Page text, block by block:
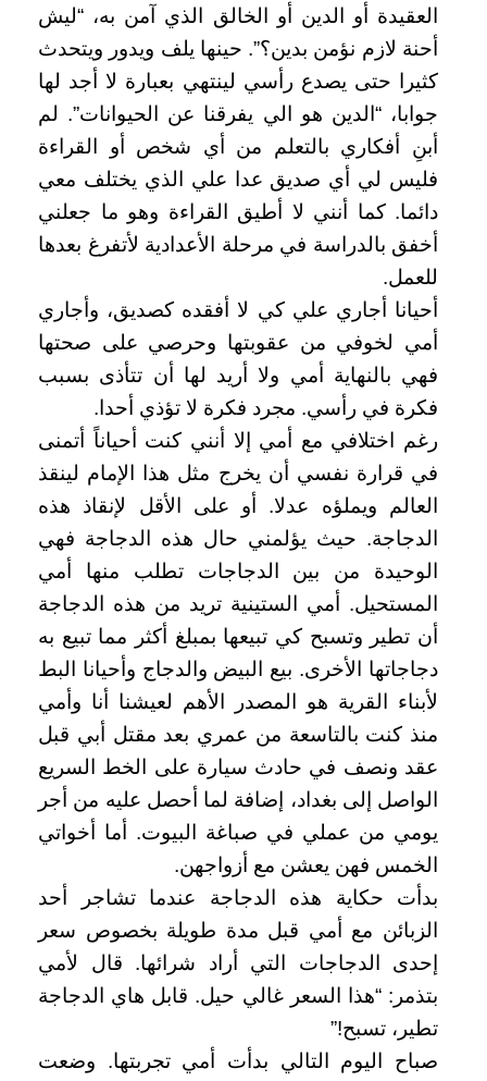
العقيدة أو الدين أو الخالق الذي آمن به، “ليش
أحنة لازم نؤمن بدين؟”. حينها يلف ويدور ويتحدث
كثيرا حتى يصدع رأسي لينتهي بعبارة لا أجد لها
جوابا، “الدين هو الي يفرقنا عن الحيوانات”. لم
أبنِ أفكاري بالتعلم من أي شخص أو القراءة
فليس لي أي صديق عدا علي الذي يختلف معي
دائما. كما أنني لا أطيق القراءة وهو ما جعلني
أخفق بالدراسة في مرحلة الأعدادية لأتفرغ بعدها
للعمل.
أحيانا أجاري علي كي لا أفقده كصديق، وأجاري
أمي لخوفي من عقوبتها وحرصي على صحتها
فهي بالنهاية أمي ولا أريد لها أن تتأذى بسبب
فكرة في رأسي. مجرد فكرة لا تؤذي أحدا.
رغم اختلافي مع أمي إلا أنني كنت أحياناً أتمنى
في قرارة نفسي أن يخرج مثل هذا الإمام لينقذ
العالم ويملؤه عدلا. أو على الأقل لإنقاذ هذه
الدجاجة. حيث يؤلمني حال هذه الدجاجة فهي
الوحيدة من بين الدجاجات تطلب منها أمي
المستحيل. أمي الستينية تريد من هذه الدجاجة
أن تطير وتسبح كي تبيعها بمبلغ أكثر مما تبيع به
دجاجاتها الأخرى. بيع البيض والدجاج وأحيانا البط
لأبناء القرية هو المصدر الأهم لعيشنا أنا وأمي
منذ كنت بالتاسعة من عمري بعد مقتل أبي قبل
عقد ونصف في حادث سيارة على الخط السريع
الواصل إلى بغداد، إضافة لما أحصل عليه من أجر
يومي من عملي في صباغة البيوت. أما أخواتي
الخمس فهن يعشن مع أزواجهن.
بدأت حكاية هذه الدجاجة عندما تشاجر أحد
الزبائن مع أمي قبل مدة طويلة بخصوص سعر
إحدى الدجاجات التي أراد شرائها. قال لأمي
بتذمر: “هذا السعر غالي حيل. قابل هاي الدجاجة
تطير، تسبح!”
صباح اليوم التالي بدأت أمي تجربتها. وضعت